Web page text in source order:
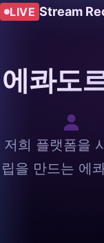
LIVE Stream
에콰도
저희 플랫폼을
립을 만드는 에